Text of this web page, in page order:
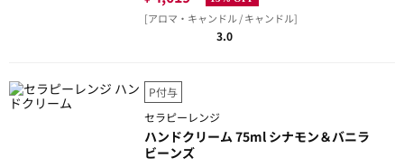
[アロマ・キャンドル / キャンドル]
3.0
P付与
セラピーレンジ
ハンドクリーム 75ml シナモン＆バニラ
ビーンズ